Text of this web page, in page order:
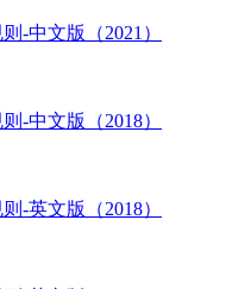
-中文版（2021）
-中文版（2018）
-英文版（2018）